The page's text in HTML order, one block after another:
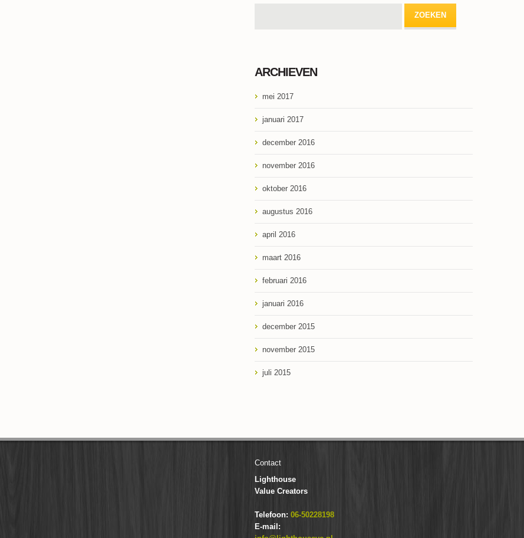
ARCHIEVEN
mei 2017
januari 2017
december 2016
november 2016
oktober 2016
augustus 2016
april 2016
maart 2016
februari 2016
januari 2016
december 2015
november 2015
juli 2015
Contact
Lighthouse
Value Creators
Telefoon: 06-50228198
E-mail: